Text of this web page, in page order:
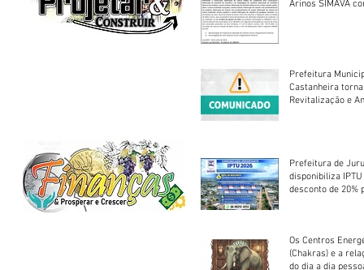
Arinos SIMAVA convoca à
Prefeitura
Castanheira
Revitalização e
Prefeitura de
disponibiliza
desconto de 20%
Os Centros
(Chakras) e a
do dia a dia